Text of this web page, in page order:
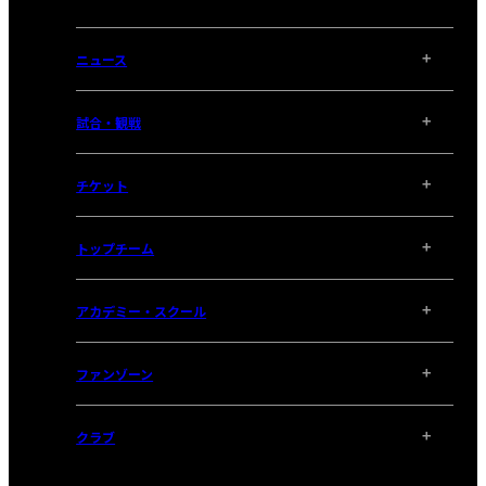
ニュース
試合・観戦
チケット
トップチーム
アカデミー・スクール
ファンゾーン
クラブ